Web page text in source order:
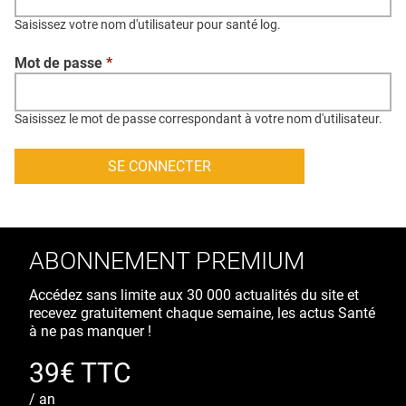
CONTACT
CRÉDITS
Saisissez votre nom d'utilisateur pour santé log.
Mot de passe *
Saisissez le mot de passe correspondant à votre nom d'utilisateur.
ABONNEMENT PREMIUM
Accédez sans limite aux 30 000 actualités du site et
recevez gratuitement chaque semaine, les actus Santé
à ne pas manquer !
39€ TTC
/ an